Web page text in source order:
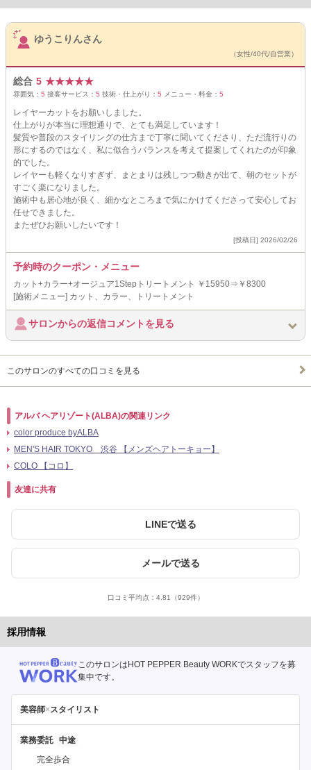
サロンPick Up
ゆうこりんさん
（女性/40代/自営業）
総合 5 ★★★★★
雰囲気： 5 接客サービス： 5 技術・仕上がり： 5 メニュー・料金： 5
レイヤーカットをお願いしました。
仕上がりが本当に理想通りで、とても満足しています！
髪質や普段のスタイリングの仕方まで丁寧に聞いてくださり、ただ流行りの
形にするのではなく、私に似合うバランスを考えて提案してくれたのが印象
的でした。
レイヤーも軽くなりすぎず、まとまりは残しつつ動きが出て、朝のセットが
すごく楽になりました。
施術中も居心地が良く、細かなところまで気にかけてくださって安心してお
任せできました。
またぜひお願いしたいです！
[投稿日] 2026/02/26
予約時のクーポン・メニュー
カット+カラー+オージュア1Stepトリートメント ￥15950⇒￥8300
[施術メニュー] カット、カラー、トリートメント
サロンからの返信コメントを見る
このサロンのすべての口コミを見る
アルバ ヘアリゾート(ALBA)の関連リンク
color produce byALBA
MEN'S HAIR TOKYO 渋谷 【メンズヘアトーキョー】
COLO 【コロ】
友達に共有
LINEで送る
メールで送る
口コミ平均点： 4.81 （929件）
採用情報
このサロンはHOT PEPPER Beauty WORKでスタッフを募
集中です。
美容師×スタイリスト
業務委託
完全歩合